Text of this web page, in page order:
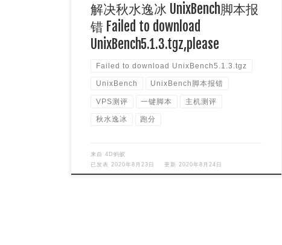
解决秋水逸冰 UnixBench脚本报
错 Failed to download
UnixBench5.1.3.tgz,please
Failed to download UnixBench5.1.3.tgz
UnixBench UnixBench脚本报错
VPS测评 一键脚本 主机测评
秋水逸冰 跑分
来自4D蚂蚁
已发表2020年8月23日 更新2020年8月24日